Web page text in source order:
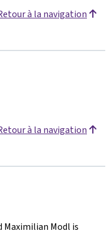
à la navigation
à la navigation
Maximilian Modl is